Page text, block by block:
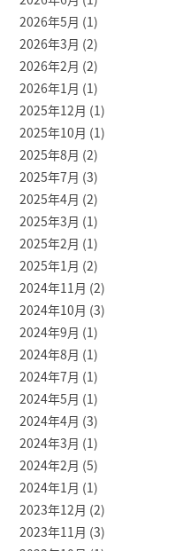
2026年5月 (1)
2026年3月 (2)
2026年2月 (2)
2026年1月 (1)
2025年12月 (1)
2025年10月 (1)
2025年8月 (2)
2025年7月 (3)
2025年4月 (2)
2025年3月 (1)
2025年2月 (1)
2025年1月 (2)
2024年11月 (2)
2024年10月 (3)
2024年9月 (1)
2024年8月 (1)
2024年7月 (1)
2024年5月 (1)
2024年4月 (3)
2024年3月 (1)
2024年2月 (5)
2024年1月 (1)
2023年12月 (2)
2023年11月 (3)